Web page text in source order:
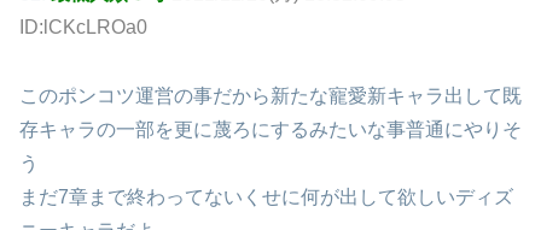
ID:lCKcLROa0
このポンコツ運営の事だから新たな寵愛新キャラ出して既
存キャラの一部を更に蔑ろにするみたいな事普通にやりそ
う
まだ7章まで終わってないくせに何が出して欲しいディズ